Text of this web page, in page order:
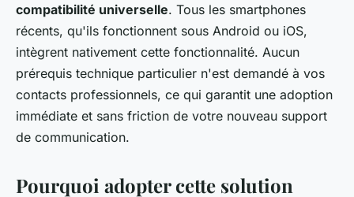
compatibilité universelle. Tous les smartphones
récents, qu'ils fonctionnent sous Android ou iOS,
intègrent nativement cette fonctionnalité. Aucun
prérequis technique particulier n'est demandé à vos
contacts professionnels, ce qui garantit une adoption
immédiate et sans friction de votre nouveau support
de communication.
Pourquoi adopter cette solution